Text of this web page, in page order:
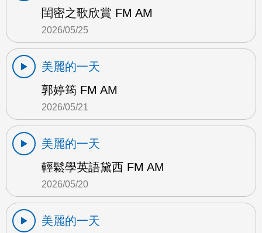
閨密之歌欣賞 FM AM
2026/05/25
美麗的一天
郭婷筠 FM AM
2026/05/21
美麗的一天
輕鬆學英語黛西 FM AM
2026/05/20
美麗的一天